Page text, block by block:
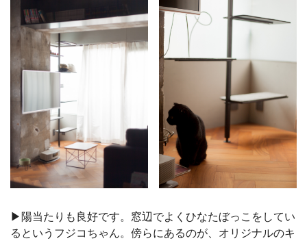
▶︎陽当たりも良好です。窓辺でよくひなたぼっこをしてい
るというフジコちゃん。傍らにあるのが、オリジナルのキ